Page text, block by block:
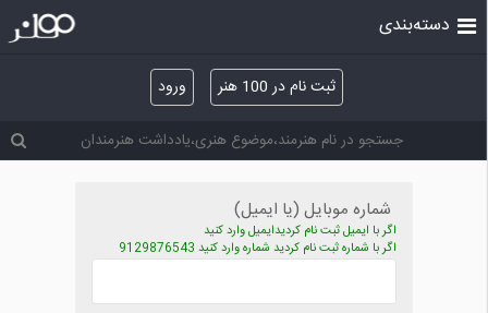
ثبت نام در 100 هنر ورود
دسته‌بندی
شماره موبایل (یا ایمیل)
اگر با ایمیل ثبت نام کردیدایمیل وارد کنید
اگر با شماره ثبت نام کردید شماره وارد کنید 9129876543